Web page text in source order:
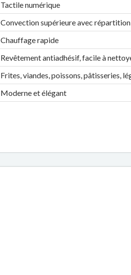
Tactile numérique
Convection supérieure avec
Chauffage rapide
Revêtement antiadhésif, facile à
Frites, viandes, poissons, pâtisseries,
Moderne et élégant